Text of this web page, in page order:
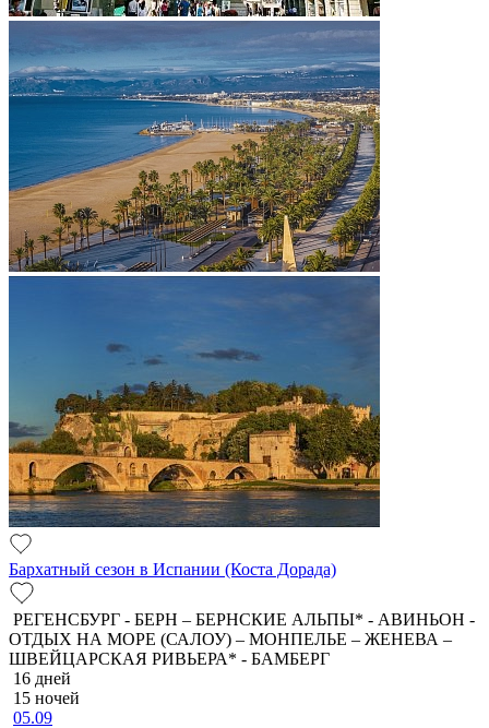
Бархатный сезон в Испании (Коста Дорада)
РЕГЕНСБУРГ - БЕРН – БЕРНСКИЕ АЛЬПЫ* - АВИНЬОН -
ОТДЫХ НА МОРЕ (САЛОУ) – МОНПЕЛЬЕ – ЖЕНЕВА –
ШВЕЙЦАРСКАЯ РИВЬЕРА* - БАМБЕРГ
16 дней
15 ночей
05.09